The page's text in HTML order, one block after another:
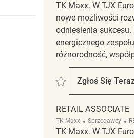
TK Maxx. W TJX
nowe możliwości
odniesienia
energicznego
różnorodność,
Zapisać Retail Associate
Zgłoś Się
Retail
RETAIL ASSOCIATE
TK Maxx Kategoria
Sprzedawcy
TK Maxx. W TJX